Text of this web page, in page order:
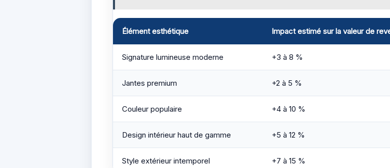
Élément esthétique Impact estimé sur la valeur de
Signature lumineuse moderne +3 à 8 %
Jantes premium +2 à 5 %
Couleur populaire +4 à 10 %
Design intérieur haut de gamme +5 à 12 %
Style extérieur intemporel +7 à 15 %